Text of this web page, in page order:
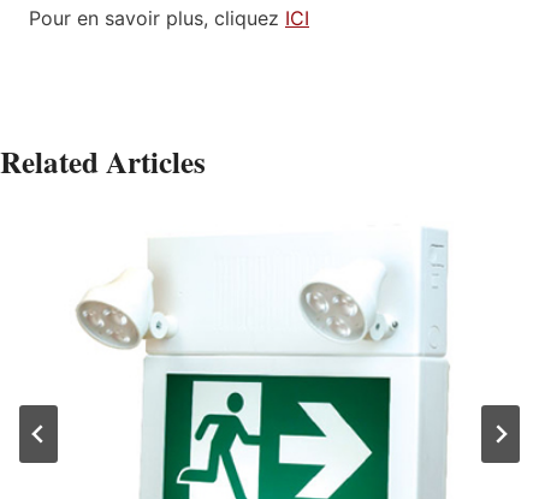
Pour en savoir plus, cliquez ICI
Related Articles